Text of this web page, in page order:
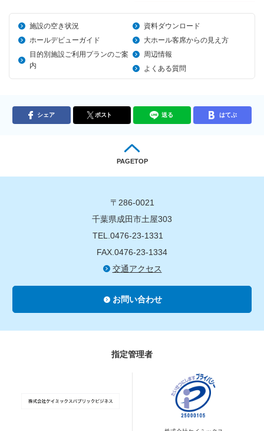
施設の空き状況
資料ダウンロード
ホールデビューガイド
大ホール客席からの見え方
目的別施設ご利用プランのご案
内
周辺情報
よくある質問
シェア ポスト 送る はてぶ
PAGETOP
〒286-0021
千葉県成田市土屋303
TEL.0476-23-1331
FAX.0476-23-1334
交通アクセス
お問い合わせ
指定管理者